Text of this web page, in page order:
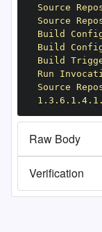
Source
Source
Build
Build
Build
Run
Source
Raw Body
Verification